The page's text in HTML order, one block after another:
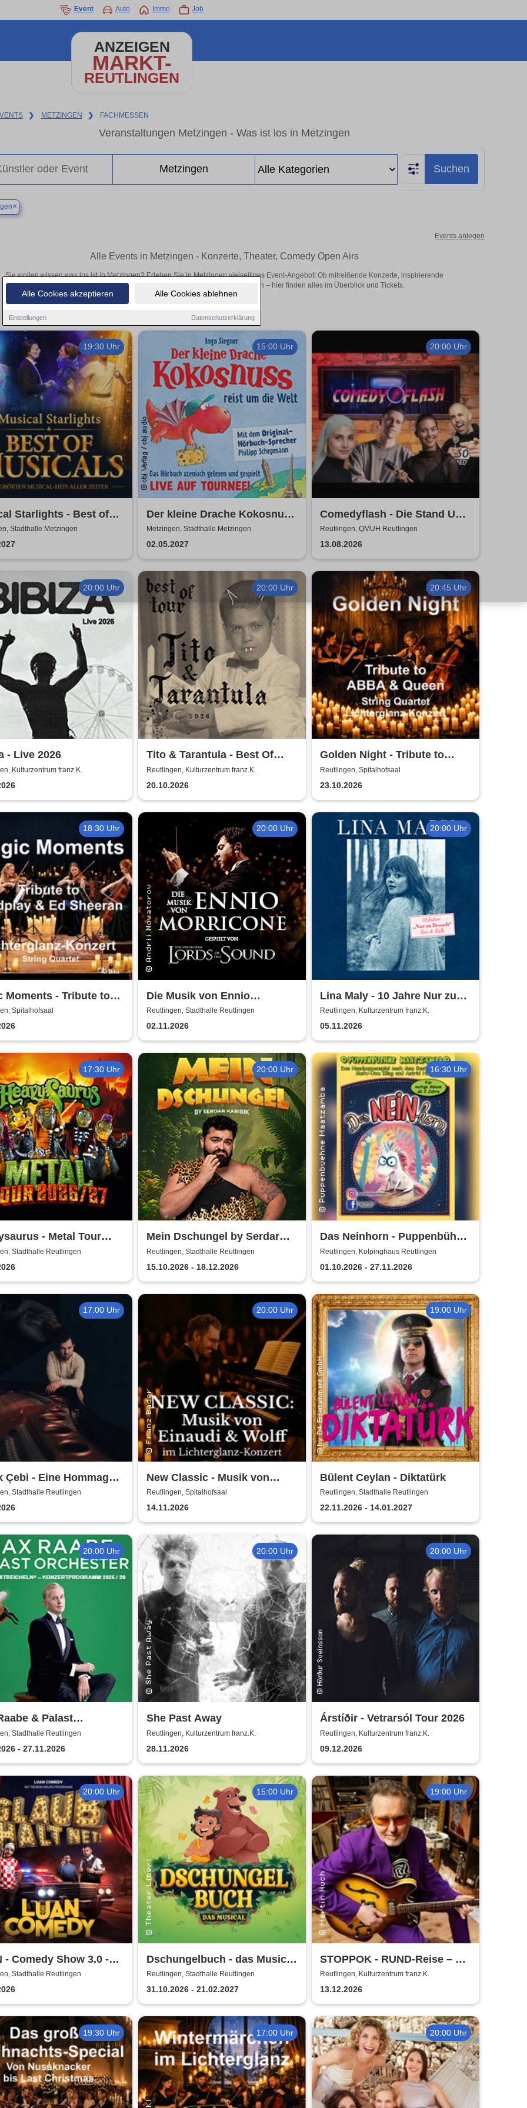
Alle Cookies akzeptieren Alle Cookies ablehnen
Einstellungen Datenschutzerklärung
Event Auto Immo Job
ANZEIGEN
MARKT-
REUTLINGEN
❯ METZINGEN ❯ FACHMESSEN
Veranstaltungen Metzingen - Was ist los in Metzingen
Suchen
×
Events anlegen
Alle Events in Metzingen - Konzerte, Theater, Comedy Open Airs
Sie wollen wissen was los ist in Metzingen? Erleben Sie in Metzingen vielseitiges Event-Angebot! Ob mitreißende Konzerte, inspirierende
Theateraufführungen oder aufregende Veranstaltungen in Metzingen – hier finden alles im Überblick und Tickets.
19:30 Uhr
Starlights - Best of
Stadthalle Metzingen
15:00 Uhr
Der kleine Drache Kokosnuss
- reist um die Welt
Metzingen, Stadthalle Metzingen
02.05.2027
20:00 Uhr
Comedyflash - Die Stand Up
Comedy Show in Reutlingen
Reutlingen, QMUH Reutlingen
13.08.2026
20:00 Uhr
- Live 2026
Kulturzentrum franz.K.
20:00 Uhr
Tito & Tarantula - Best Of
Tour 2026
Reutlingen, Kulturzentrum franz.K.
20.10.2026
20:45 Uhr
Golden Night - Tribute to
ABBA und Queen - String
Quartet im Lichterglanz
Reutlingen, Spitalhofsaal
23.10.2026
18:30 Uhr
Moments - Tribute to
& Ed Sheeran -
Quartet im
Spitalhofsaal
20:00 Uhr
Die Musik von Ennio
Morricone - gespielt von
Lords of the Sound
Reutlingen, Stadthalle Reutlingen
02.11.2026
20:00 Uhr
Lina Maly - 10 Jahre Nur zu
Besuch
Reutlingen, Kulturzentrum franz.K.
05.11.2026
17:30 Uhr
- Metal Tour
Stadthalle Reutlingen
20:00 Uhr
Mein Dschungel by Serdar
Karibik
Reutlingen, Stadthalle Reutlingen
15.10.2026 - 18.12.2026
16:30 Uhr
Das Neinhorn - Puppenbühne
Maatzamba
Reutlingen, Kolpinghaus Reutlingen
01.10.2026 - 27.11.2026
17:00 Uhr
Çebi - Eine Hommage
Einaudi
Stadthalle Reutlingen
20:00 Uhr
New Classic - Musik von
Einaudi & Wolff im
Lichterglanz-Konzert
Reutlingen, Spitalhofsaal
14.11.2026
19:00 Uhr
Bülent Ceylan - Diktatürk
Reutlingen, Stadthalle Reutlingen
22.11.2026 - 14.01.2027
20:00 Uhr
& Palast
- Hummel
Stadthalle Reutlingen
- 27.11.2026
20:00 Uhr
She Past Away
Reutlingen, Kulturzentrum franz.K.
28.11.2026
20:00 Uhr
Árstíðir - Vetrarsól Tour 2026
Reutlingen, Kulturzentrum franz.K.
09.12.2026
20:00 Uhr
- Comedy Show 3.0 -
halt net!
Stadthalle Reutlingen
15:00 Uhr
Dschungelbuch - das Musical
| Theater Liberi
Reutlingen, Stadthalle Reutlingen
31.10.2026 - 21.02.2027
19:00 Uhr
STOPPOK - RUND-Reise – die
SOLO-Tour 2026
Reutlingen, Kulturzentrum franz.K.
13.12.2026
19:30 Uhr 17:00 Uhr 20:00 Uhr